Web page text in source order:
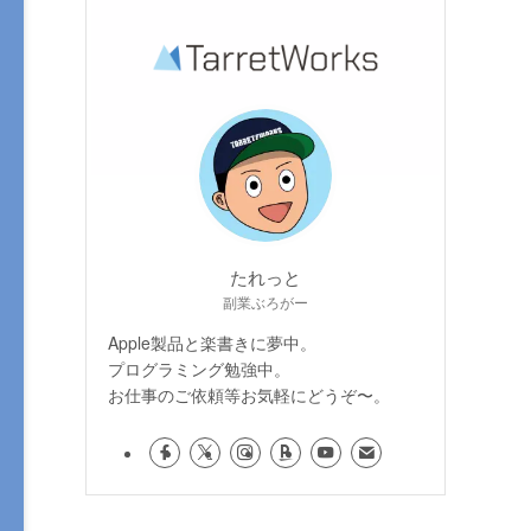
たれっと
副業ぶろがー
Apple製品と楽書きに夢中。
プログラミング勉強中。
お仕事のご依頼等お気軽にどうぞ〜。